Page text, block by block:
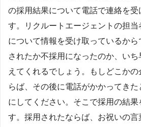
の採用結果について電話で連絡を受
す。リクルートエージェントの担
について情報を受け取っているから
されたか不採用になったのか、い
えてくれるでしょう。もしどこか
らば、その後に電話がかかってきた
にしてください。そこで採用の結果
す。採用されたならば、お祝いの言